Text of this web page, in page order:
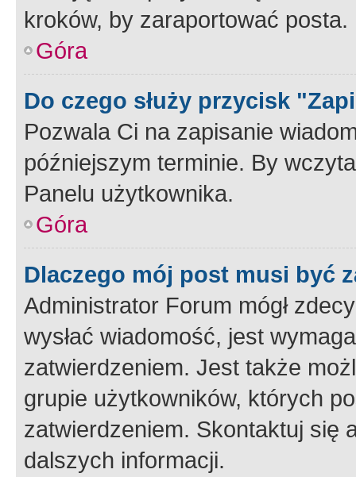
kroków, by zaraportować posta.
Góra
Do czego służy przycisk
Pozwala Ci na zapisanie
późniejszym terminie. By
Panelu użytkownika.
Góra
Dlaczego mój post musi być
Administrator Forum mógł
wysłać wiadomość, jest
zatwierdzeniem. Jest także
grupie użytkowników, których
zatwierdzeniem. Skontaktuj się
dalszych informacji.